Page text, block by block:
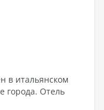
в итальянском
города. Отель